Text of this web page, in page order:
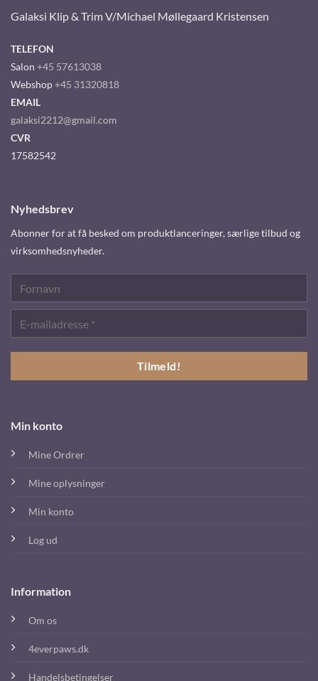
Galaksi Klip & Trim V/Michael Møllegaard Kristensen
TELEFON
Salon +45 57613038
Webshop+45 31320818
EMAIL
galaksi2212@gmail.com
CVR
17582542
Min konto
Mine Ordrer
Mine oplysninger
Min konto
Log ud
Information
Om os
4everpaws.dk
Handelsbetingelser
Nyhedsbrev
Abonner for at få besked om produktlanceringer, særlige tilbud og
virksomhedsnyheder.